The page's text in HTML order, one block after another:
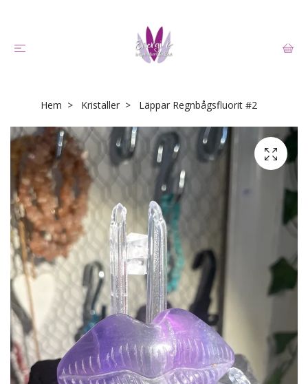
Hem Kristaller Läppar Regnbågsfluorit #2